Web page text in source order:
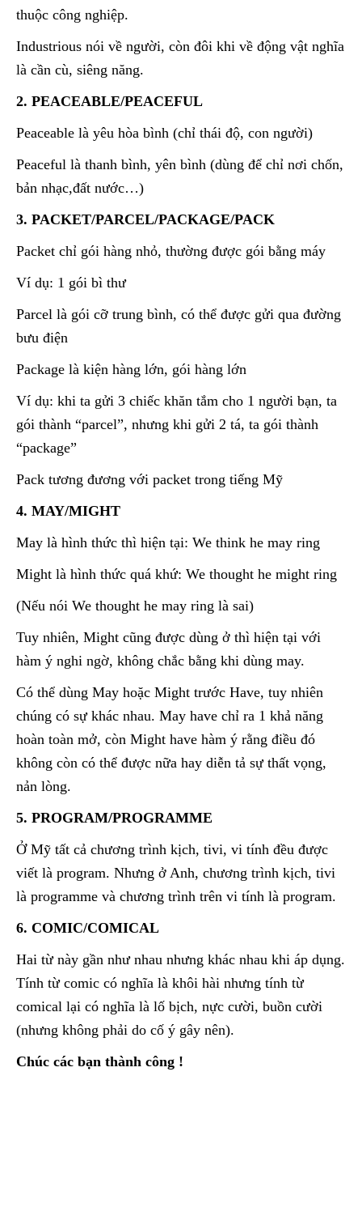
thuộc công nghiệp.
Industrious nói về người, còn đôi khi về động vật nghĩa
là cần cù, siêng năng.
2. PEACEABLE/PEACEFUL
Peaceable là yêu hòa bình (chỉ thái độ, con người)
Peaceful là thanh bình, yên bình (dùng để chỉ nơi chốn,
bản nhạc,đất nước…)
3. PACKET/PARCEL/PACKAGE/PACK
Packet chỉ gói hàng nhỏ, thường được gói bằng máy
Ví dụ: 1 gói bì thư
Parcel là gói cỡ trung bình, có thể được gửi qua đường
bưu điện
Package là kiện hàng lớn, gói hàng lớn
Ví dụ: khi ta gửi 3 chiếc khăn tắm cho 1 người bạn, ta
gói thành “parcel”, nhưng khi gửi 2 tá, ta gói thành
“package”
Pack tương đương với packet trong tiếng Mỹ
4. MAY/MIGHT
May là hình thức thì hiện tại: We think he may ring
Might là hình thức quá khứ: We thought he might ring
(Nếu nói We thought he may ring là sai)
Tuy nhiên, Might cũng được dùng ở thì hiện tại với
hàm ý nghi ngờ, không chắc bằng khi dùng may.
Có thể dùng May hoặc Might trước Have, tuy nhiên
chúng có sự khác nhau. May have chỉ ra 1 khả năng
hoàn toàn mở, còn Might have hàm ý rằng điều đó
không còn có thể được nữa hay diễn tả sự thất vọng,
nản lòng.
5. PROGRAM/PROGRAMME
Ở Mỹ tất cả chương trình kịch, tivi, vi tính đều được
viết là program. Nhưng ở Anh, chương trình kịch, tivi
là programme và chương trình trên vi tính là program.
6. COMIC/COMICAL
Hai từ này gần như nhau nhưng khác nhau khi áp dụng.
Tính từ comic có nghĩa là khôi hài nhưng tính từ
comical lại có nghĩa là lố bịch, nực cười, buồn cười
(nhưng không phải do cố ý gây nên).
Chúc các bạn thành công !